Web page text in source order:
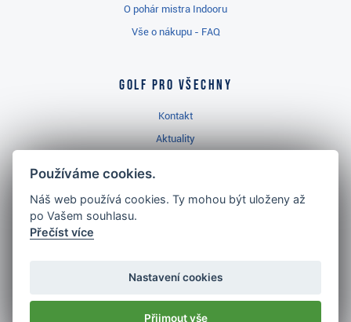
O pohár mistra Indooru
Vše o nákupu - FAQ
Golf pro všechny
Kontakt
Aktuality
Golfový slovník
Nejlépe hodnocený
Používáme cookies.
Náš web používá cookies. Ty mohou být uloženy až
po Vašem souhlasu.
Přečíst více
Nastavení cookies
Přijmout vše